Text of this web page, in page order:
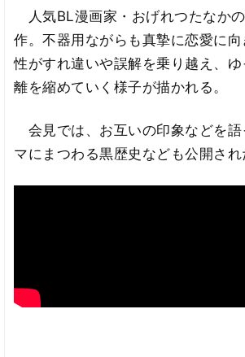
人気BL漫画家・おげれつたなか
作。不器用ながらも真摯に恋愛に
性がすれ違いや誤解を乗り越え、
離を縮めていく様子が描かれる。
会見では、お互いの印象などを語
マにまつわる黒歴史なども公開され